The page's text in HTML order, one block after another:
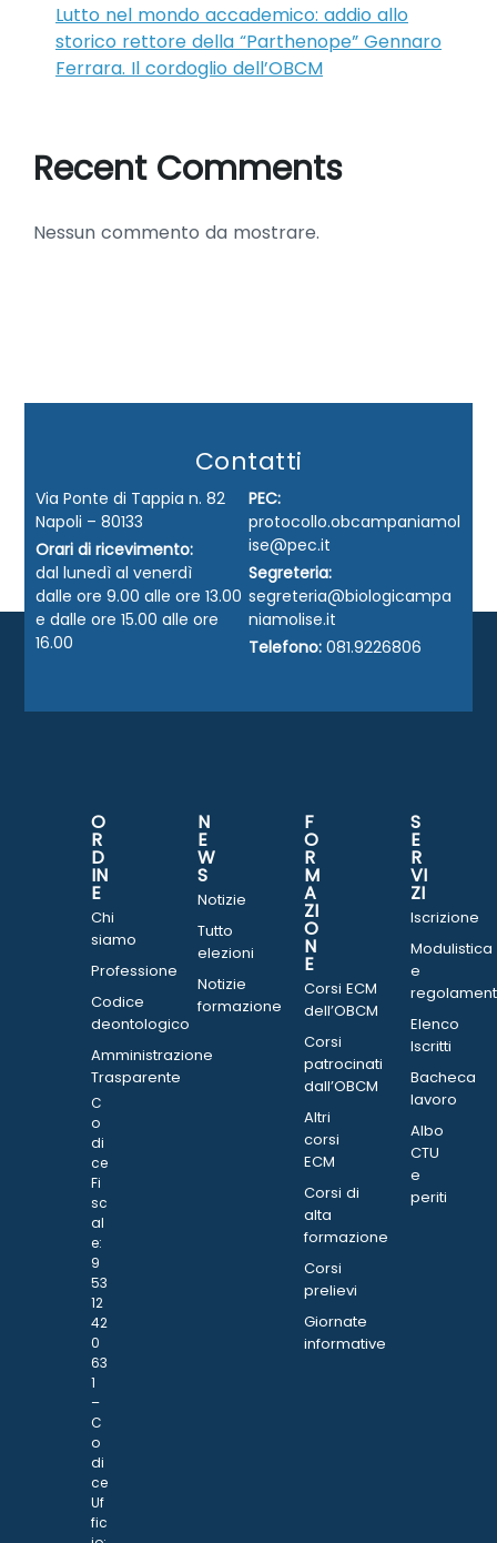
Lutto nel mondo accademico: addio allo
storico rettore della “Parthenope” Gennaro
Ferrara. Il cordoglio dell’OBCM
Recent Comments
Nessun commento da mostrare.
Contatti
Via Ponte di Tappia n. 82
Napoli – 80133
Orari di ricevimento:
dal lunedì al venerdì
dalle ore 9.00 alle ore 13.00
e dalle ore 15.00 alle ore
16.00
PEC:
protocollo.obcampaniamol
ise@pec.it
Segreteria:
segreteria@biologicampa
niamolise.it
Telefono: 081.9226806
O
R
D
IN
E
Chi
siamo
Professione
Codice
deontologico
Amministrazione
Trasparente
C
o
di
ce
Fi
sc
al
e:
9
53
12
42
0
63
1
–
C
o
di
ce
Uf
fic
N
E
W
S
Notizie
Tutto
elezioni
Notizie
formazione
F
O
R
M
A
ZI
O
N
E
Corsi ECM
dell’OBCM
Corsi
patrocinati
dall’OBCM
Altri
corsi
ECM
Corsi di
alta
formazione
Corsi
prelievi
Giornate
informative
S
E
R
VI
ZI
Iscrizione
Modulistica
e
Elenco
Iscritti
Bacheca
lavoro
Albo
CTU
e
periti